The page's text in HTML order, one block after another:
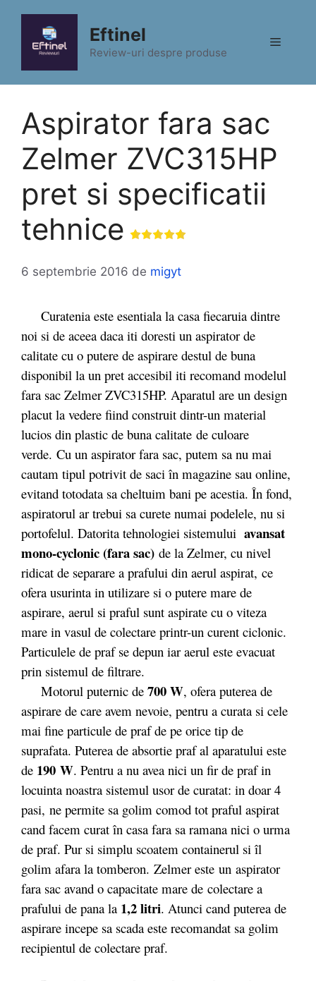
conținut
Eftinel
Review-uri despre produse
Meniu
Aspirator fara sac
Zelmer ZVC315HP
pret si specificatii
tehnice
6 septembrie 2016 de migyt
Curatenia este esentiala la casa fiecaruia dintre
noi si de aceea daca iti doresti un aspirator de
calitate cu o putere de aspirare destul de buna
disponibil la un pret accesibil iti recomand modelul
fara sac Zelmer ZVC315HP. Aparatul are un design
placut la vedere fiind construit dintr-un material
lucios din plastic de buna calitate de culoare
verde. Cu un aspirator fara sac, putem sa nu mai
cautam tipul potrivit de saci în magazine sau online,
evitand totodata sa cheltuim bani pe acestia. În fond,
aspiratorul ar trebui sa curete numai podelele, nu si
portofelul. Datorita tehnologiei sistemului avansat
mono-cyclonic (fara sac) de la Zelmer, cu nivel
ridicat de separare a prafului din aerul aspirat, ce
ofera usurinta in utilizare si o putere mare de
aspirare, aerul si praful sunt aspirate cu o viteza
mare in vasul de colectare printr-un curent ciclonic.
Particulele de praf se depun iar aerul este evacuat
prin sistemul de filtrare.
Motorul puternic de 700 W, ofera puterea de
aspirare de care avem nevoie, pentru a curata si cele
mai fine particule de praf de pe orice tip de
suprafata. Puterea de absortie praf al aparatului este
de 190 W. Pentru a nu avea nici un fir de praf in
locuinta noastra sistemul usor de curatat: in doar 4
pasi, ne permite sa golim comod tot praful aspirat
cand facem curat în casa fara sa ramana nici o urma
de praf. Pur si simplu scoatem containerul si îl
golim afara la tomberon. Zelmer este un aspirator
fara sac avand o capacitate mare de colectare a
prafului de pana la 1,2 litri. Atunci cand puterea de
aspirare incepe sa scada este recomandat sa golim
recipientul de colectare praf.